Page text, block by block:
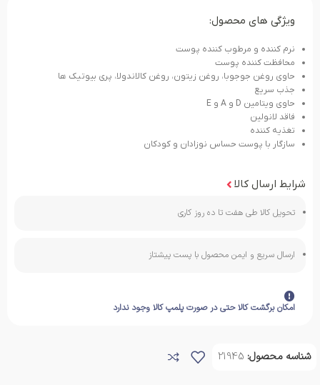
ویژگی های محصول:
نرم کننده و مرطوب کننده پوست
محافظت کننده پوست
حاوی روغن جوجوبا، روغن زیتون، روغن کالاندولا، پری بیوتیک ها
جذب سریع
حاوی ویتامین D و A و E
فاقد لانولین
تغذیه کننده
سازگار با پوست حساس نوزادان و کودکان
شرایط ارسال کالا
تحویل کالا طی هفت تا ده روز کاری
ارسال سریع و ایمن محصول با پست پیشتاز
امکان برگشت کالا حتی در صورت پلمپ کالا وجود ندارد
شناسه محصول: 21945